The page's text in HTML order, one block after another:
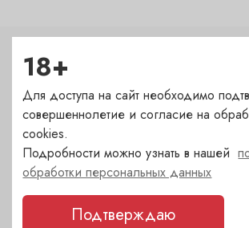
Характеристики
Тип
Нож складной
Бренд
LAGUIOLE
18+
Для доступа на сайт необходимо
совершеннолетие и согласие на
cookies.
Подробности можно узнать в нашей
обработки персональных данных
Подтверждаю